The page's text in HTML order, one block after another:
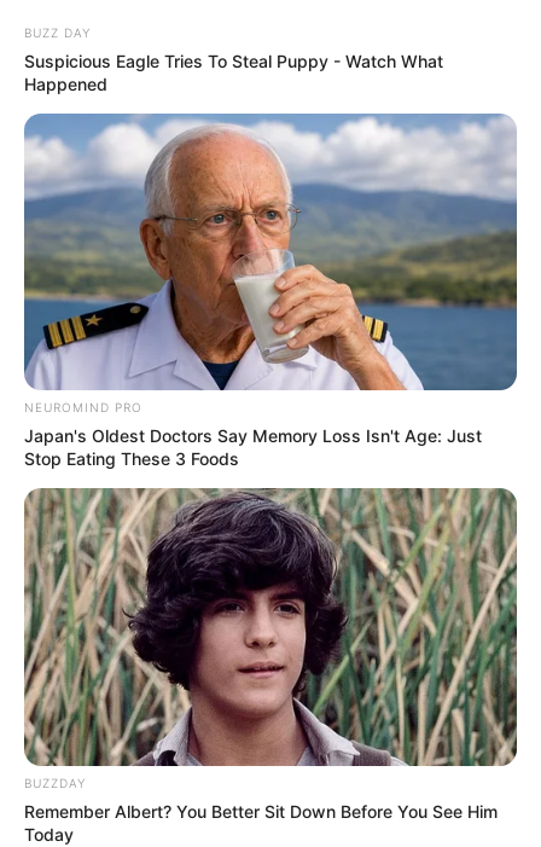
BUZZ DAY
Suspicious Eagle Tries To Steal Puppy - Watch What
Happened
NEUROMIND PRO
Japan's Oldest Doctors Say Memory Loss Isn't Age: Just
Stop Eating These 3 Foods
BUZZDAY
Remember Albert? You Better Sit Down Before You See Him
Today